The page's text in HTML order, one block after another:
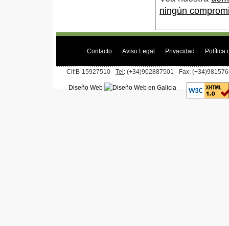
ningún
Contacto Aviso Legal Privacidad Política
Cif:B-15927510 - Tel : (+34)902887501 - Fax:
Diseño Web